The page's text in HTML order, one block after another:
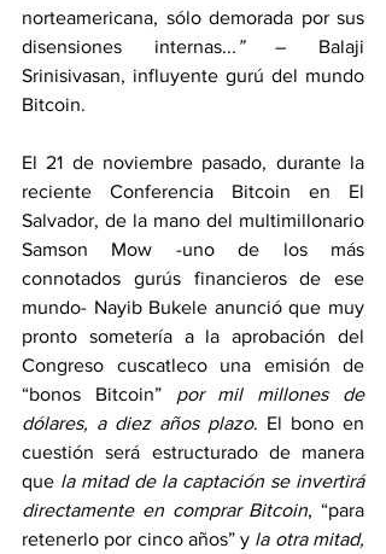
norteamericana, sólo demorada por sus
disensiones internas...” – Balaji
Srinisivasan, influyente gurú del mundo
Bitcoin.
El 21 de noviembre pasado, durante la
reciente Conferencia Bitcoin en El
Salvador, de la mano del multimillonario
Samson Mow -uno de los más
connotados gurús financieros de ese
mundo- Nayib Bukele anunció que muy
pronto sometería a la aprobación del
Congreso cuscatleco una emisión de
“bonos Bitcoin” por mil millones de
dólares, a diez años plazo. El bono en
cuestión será estructurado de manera
que la mitad de la captación se invertirá
directamente en comprar Bitcoin, “para
retenerlo por cinco años” y la otra mitad,